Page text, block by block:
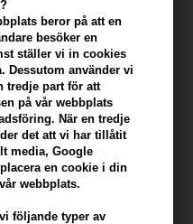
beror på att en
besöker en
ställer vi in ​​cookies
Dessutom använder vi
tredje part för att
på vår webbplats
När en tredje
det att vi har tillåtit
media, Google
en cookie i din
webbplats.
följande typer av
av denna artikel -
FÅ FRI FRAKT 499 SEK
Tillverkare
håll och matt finish.